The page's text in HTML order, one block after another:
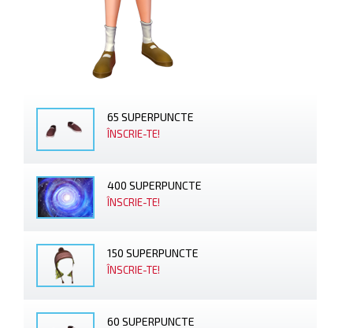
65 SUPERPUNCTE
ÎNSCRIE-TE!
400 SUPERPUNCTE
ÎNSCRIE-TE!
150 SUPERPUNCTE
ÎNSCRIE-TE!
60 SUPERPUNCTE